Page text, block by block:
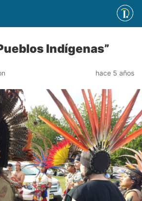
Indígenas”
hace 5 años